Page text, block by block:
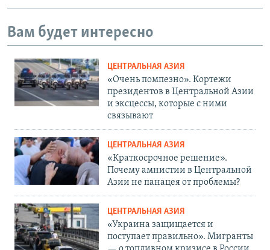
Вам будет интересно
ЦЕНТРАЛЬНАЯ АЗИЯ
«Очень помпезно». Кортежи
президентов в Центральной Азии
и эксцессы, которые с ними
связывают
ЦЕНТРАЛЬНАЯ АЗИЯ
«Краткосрочное решение».
Почему амнистии в Центральной
Азии не панацея от проблемы?
ЦЕНТРАЛЬНАЯ АЗИЯ
«Украина защищается и
поступает правильно». Мигранты